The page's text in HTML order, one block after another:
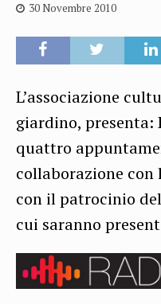
30 Novembre 2010
L’associazione
giardino, presenta:
quattro
collaborazione con
con il patrocinio
cui saranno